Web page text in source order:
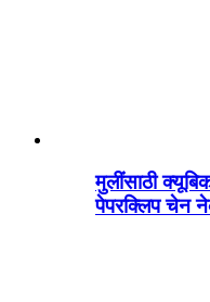
मुलींसाठी
पेपरक्लिप चेन